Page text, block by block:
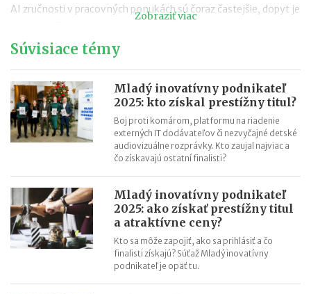
AI zručnosti v pracovných ponukách sú čoraz častejšie, dopyt je
Návrat z dovolenky mimo EÚ: čo si možno priniesť bez platenia
Nové pravidlá EÚ v leteckej doprave: zlepšenie práv pre
cestujúcich
Riziká lacného „značkového“ tovaru: strata peňazí aj ohrozenie
zdravia
Nové pravidlá kontroly PZP od 1.8.2026
termíny po skončení školského roka
OČR cez letné prázdniny a zmena tlačiva v roku 2026
Zobraziť viac
Súvisiace témy
Mladý inovatívny podnikateľ
2025: kto získal prestížny titul?
Boj proti komárom, platformu na riadenie
externých IT dodávateľov či nezvyčajné detské
audiovizuálne rozprávky. Kto zaujal najviac a
čo získavajú ostatní finalisti?
Mladý inovatívny podnikateľ
2025: ako získať prestížny titul
a atraktívne ceny?
Kto sa môže zapojiť, ako sa prihlásiť a čo
finalisti získajú? Súťaž Mladý inovatívny
podnikateľ je opäť tu.